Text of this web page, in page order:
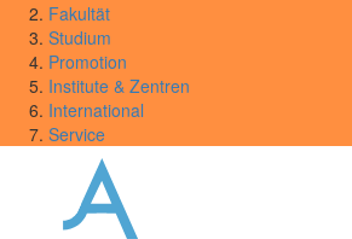
Fakultät
Studium
Promotion
Institute & Zentren
International
Service